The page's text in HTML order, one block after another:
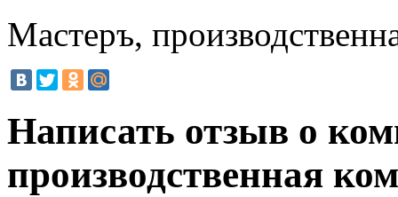
Мастеръ,
Написать отзыв о
производственная